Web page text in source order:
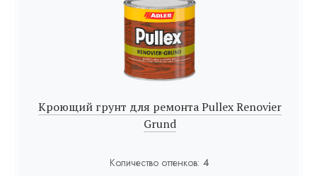
Кроющий грунт для ремонта Pullex Renovier
Grund
Количество оттенков: 4